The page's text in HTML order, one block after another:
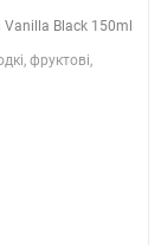
Black 150ml
фруктові,